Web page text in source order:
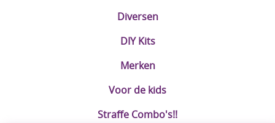
Diversen
DIY Kits
Merken
Voor de kids
Straffe Combo's!!